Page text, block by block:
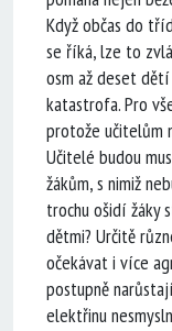
Když občas do
se říká, lze to
osm až deset
katastrofa. Pro
protože učitelům
Učitelé budou
žákům, s nimiž
trochu ošidí žáky
dětmi? Určitě
očekávat i více
postupně
elektřinu